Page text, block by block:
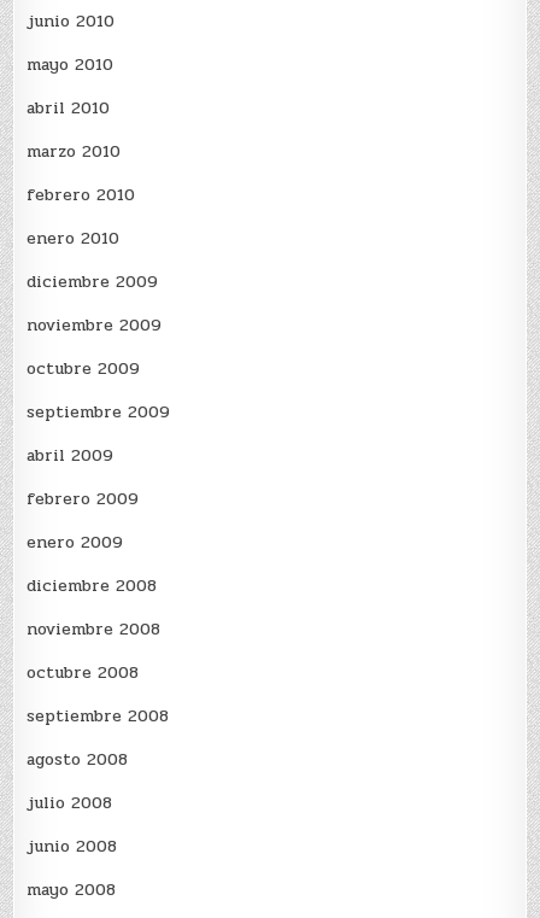
junio 2010
mayo 2010
abril 2010
marzo 2010
febrero 2010
enero 2010
diciembre 2009
noviembre 2009
octubre 2009
septiembre 2009
abril 2009
febrero 2009
enero 2009
diciembre 2008
noviembre 2008
octubre 2008
septiembre 2008
agosto 2008
julio 2008
junio 2008
mayo 2008